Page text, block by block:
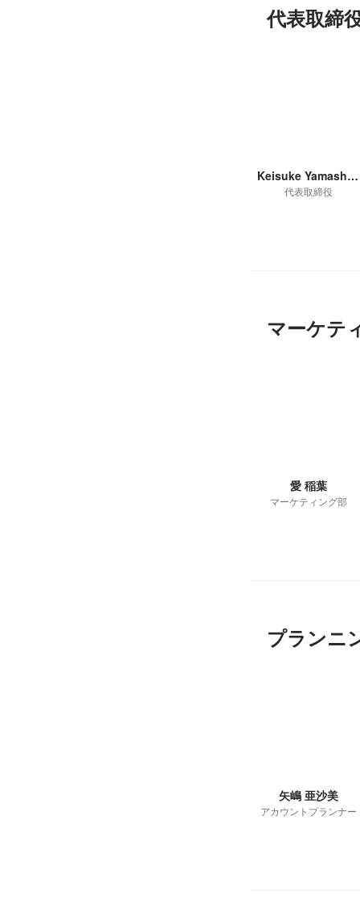
代表取締
Keisuke Yamashita
代表取締役
マーケテ
愛 稲葉
マーケティング部
プランニ
矢嶋 亜沙美
アカウントプランナー